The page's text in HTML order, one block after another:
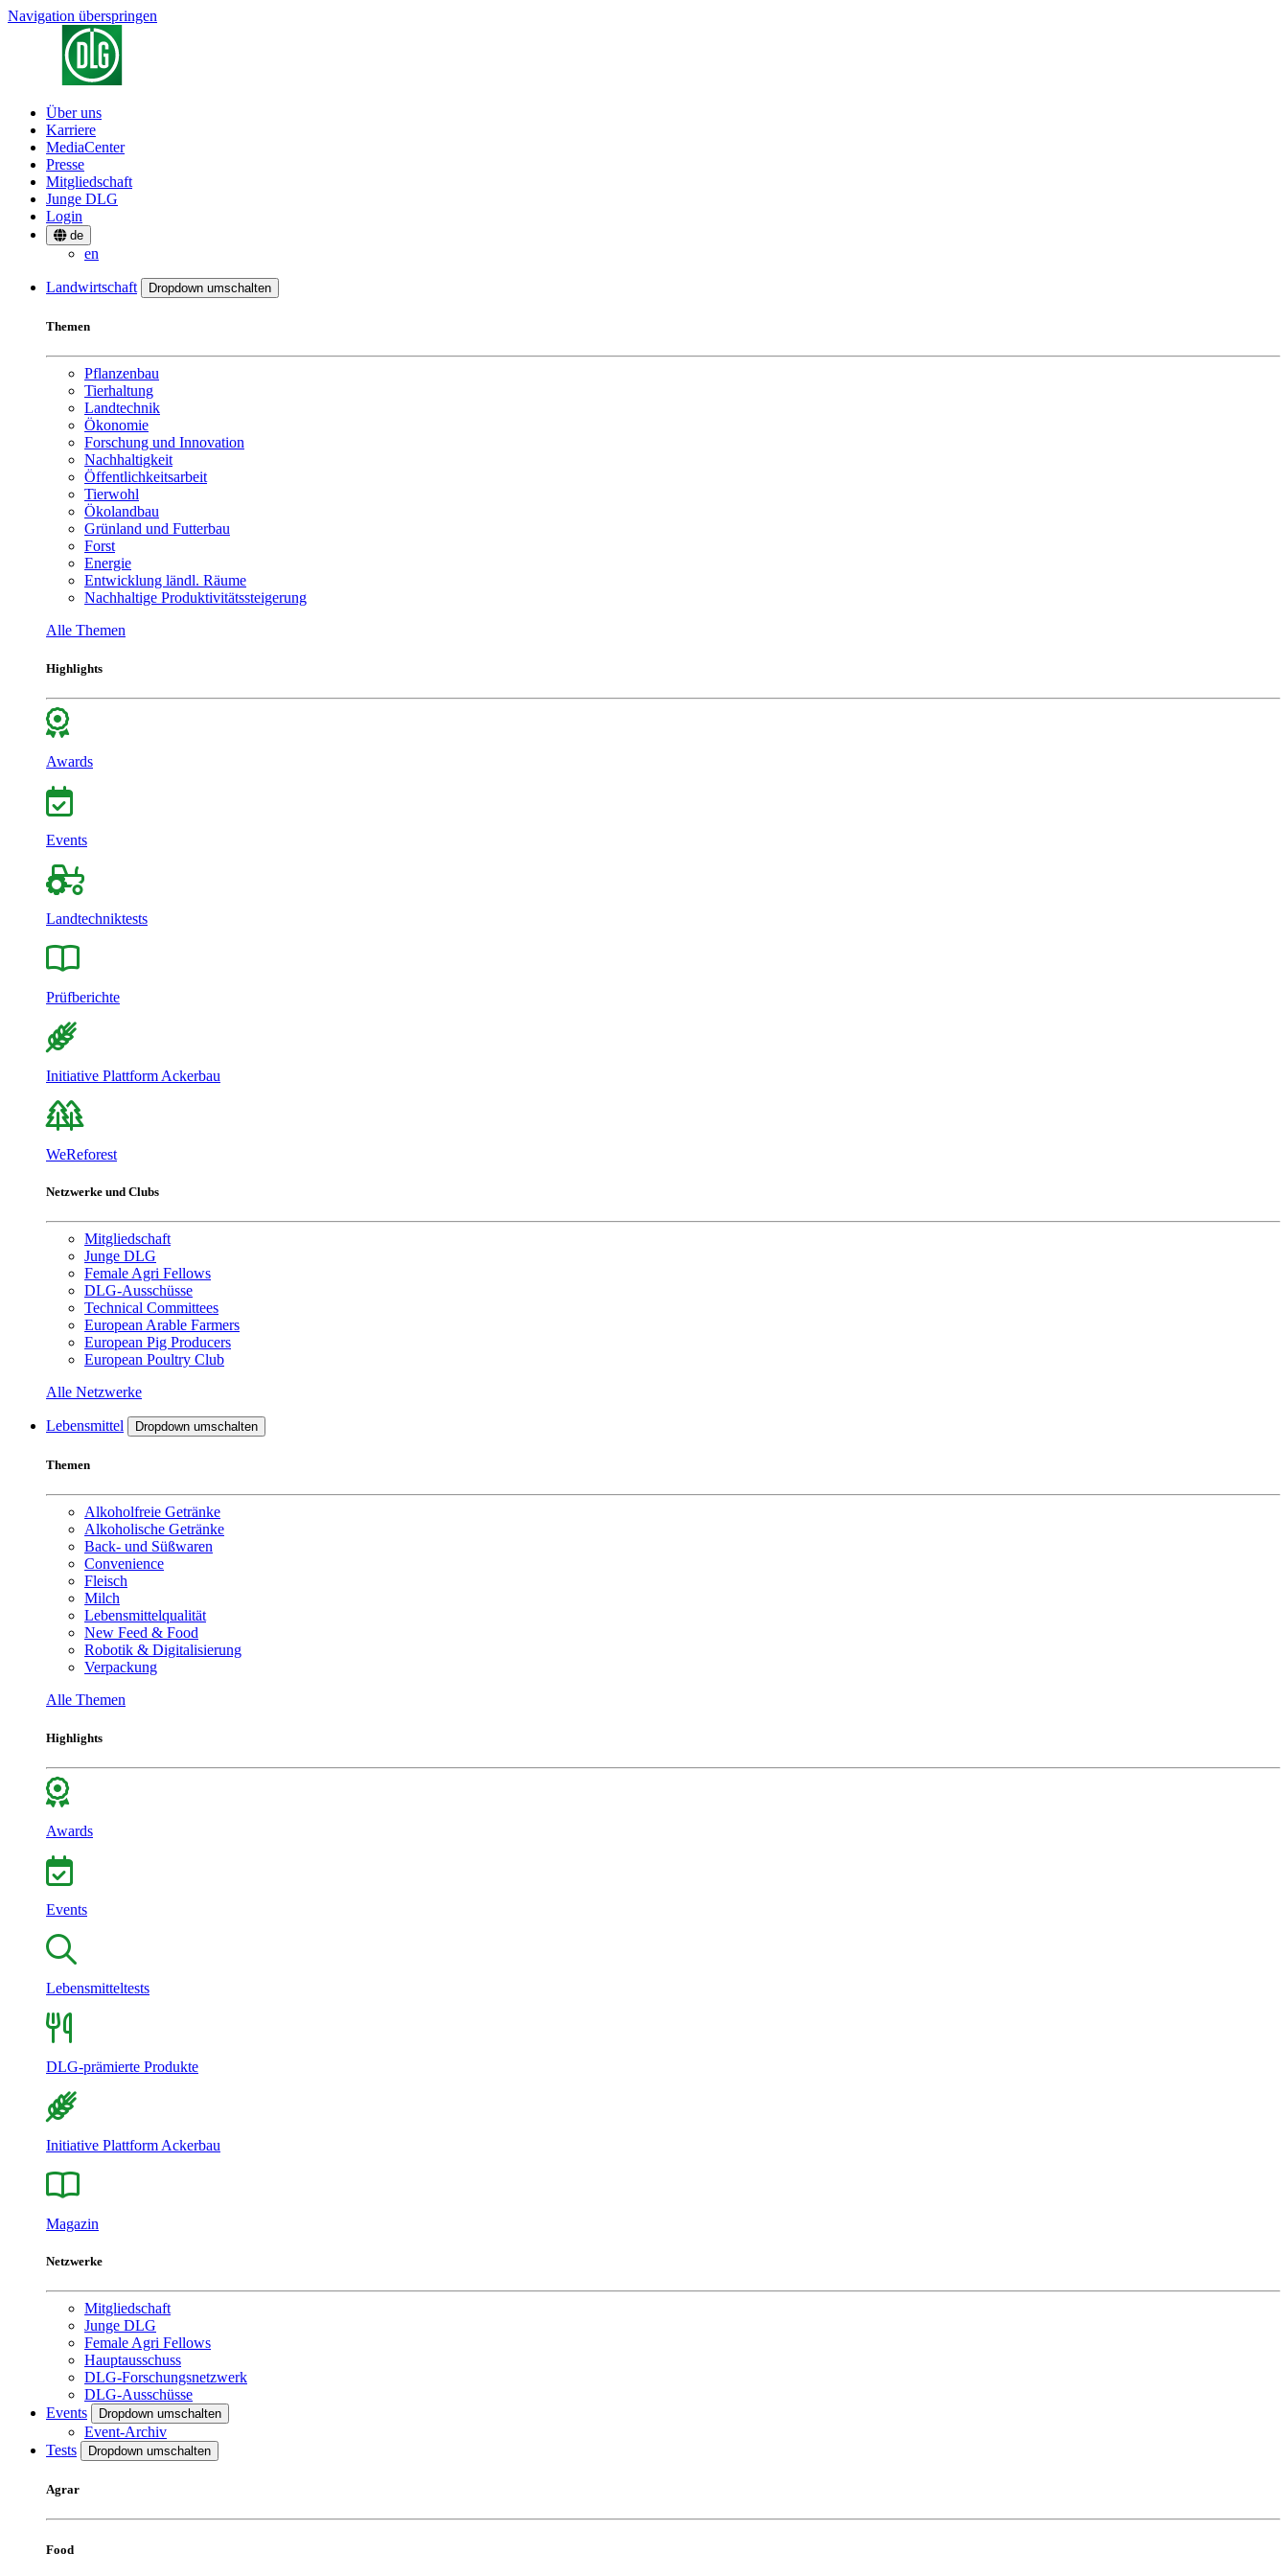
Navigation überspringen
Über uns
Karriere
MediaCenter
Presse
Mitgliedschaft
Junge DLG
Login
de
en
Landwirtschaft Dropdown umschalten
Themen
Pflanzenbau
Tierhaltung
Landtechnik
Ökonomie
Forschung und Innovation
Nachhaltigkeit
Öffentlichkeitsarbeit
Tierwohl
Ökolandbau
Grünland und Futterbau
Forst
Energie
Entwicklung ländl. Räume
Nachhaltige Produktivitätssteigerung
Alle Themen
Highlights
Awards
Events
Landtechniktests
Prüfberichte
Initiative Plattform Ackerbau
WeReforest
Netzwerke und Clubs
Mitgliedschaft
Junge DLG
Female Agri Fellows
DLG-Ausschüsse
Technical Committees
European Arable Farmers
European Pig Producers
European Poultry Club
Alle Netzwerke
Lebensmittel Dropdown umschalten
Themen
Alkoholfreie Getränke
Alkoholische Getränke
Back- und Süßwaren
Convenience
Fleisch
Milch
Lebensmittelqualität
New Feed & Food
Robotik & Digitalisierung
Verpackung
Alle Themen
Highlights
Awards
Events
Lebensmitteltests
DLG-prämierte Produkte
Initiative Plattform Ackerbau
Magazin
Netzwerke
Mitgliedschaft
Junge DLG
Female Agri Fellows
Hauptausschuss
DLG-Forschungsnetzwerk
DLG-Ausschüsse
Events
Dropdown umschalten
Event-Archiv
Tests
Dropdown umschalten
Agrar
Food